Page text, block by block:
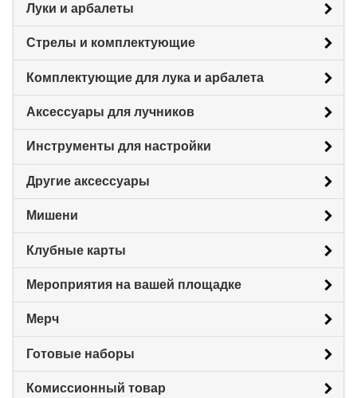
Луки и арбалеты
Стрелы и комплектующие
Комплектующие для лука и арбалета
Аксессуары для лучников
Инструменты для настройки
Другие аксессуары
Мишени
Клубные карты
Мероприятия на вашей площадке
Мерч
Готовые наборы
Комиссионный товар